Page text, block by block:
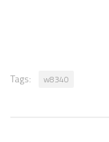
Tags: w8340